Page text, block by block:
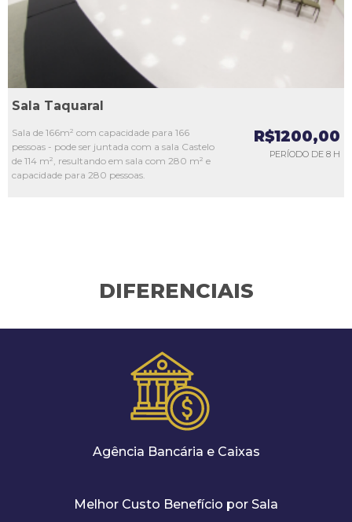
Sala Taquaral
Sala de 166m² com capacidade para 166
pessoas - pode ser juntada com a sala Castelo
de 114 m², resultando em sala com 280 m² e
capacidade para 280 pessoas.
R$1200,00
PERÍODO DE 8 H
DIFERENCIAIS
Agência Bancária e Caixas
Melhor Custo Benefício por Sala